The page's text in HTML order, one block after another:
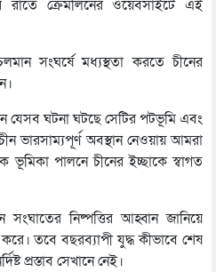
ক্রেমলিনের ওয়েবসাইটে এই
সংঘর্ষে মধ্যস্থতা করতে চীনের
যেসব ঘটনা ঘটছে সেটির পটভূমি এবং
ভারসাম্যপূর্ণ অবস্থান নেওয়ায় আমরা
পালনে চীনের ইচ্ছাকে স্বাগত
নিষ্পত্তির আহ্বান জানিয়ে
তবে বছরব্যাপী যুদ্ধ কীভাবে শেষ
প্রস্তাব সেখানে নেই।